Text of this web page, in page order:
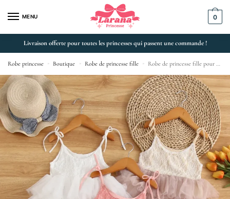
MENU 0
Livraison offerte pour toutes les princesses qui passent une commande !
Robe princesse » Boutique » Robe de princesse fille » Robe de princesse fille pour mariage et anniversaire en tutu dentelle